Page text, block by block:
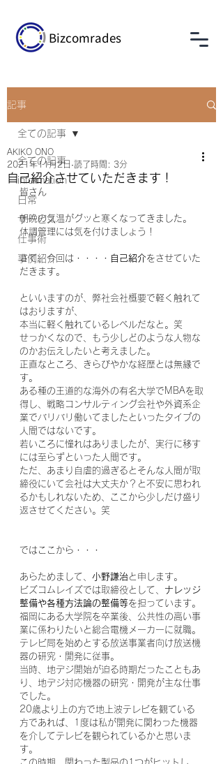
Bizcomrades
記事
全ての記事
information
日常
サービス
仕事術
事例紹介
全ての記事
自己紹介させていただきます！
AKIKO ONO
2021年11月2日 読了時間: 3分
皆さん
朝晩の気温がグッと寒くなってきました。
体調管理には気を付けましょう！
さて、今回は・・・・ 自己紹介をさせていた
だきます。
といいますのが、弊社会社概要で軽く触れて
はおりますが、
本当に軽く触れているレベルだなと。笑
せっかくなので、もう少しどのような人物な
のかお伝えしたいと考えました。
正直なところ、きらびやかな経歴とは無縁で
す。
ある種の王道的な海外の有名大学でMBAを取
得し、戦略コンサルティング会社や外資系企
業でバリバリ働いてましたといったタイプの
人間ではないです。
若いころに憧れはありましたが、実行に移す
には至らずといった人間です。
ただ、あまり自虐的過ぎるとそんな人間が取
締役にいて会社は大丈夫か？と不安に思われ
るかもしれないため、ここから少しだけ盛り
返させてください。笑
ではここから・・・
あらためまして、 小野謙治と申します。
ビズコムレイズでは取締役として、 ナレッジ
整備や各種方法論の整備等を担っています。
福岡にある大学院を卒業後、公共性の高い事
業に係わりたいと総合電機メーカーに就職。
テレビ局を始めとする放送事業者向け放送機
器の研究・開発に従事。
当時、地デジ開始が迫る時期だったこともあ
り、地デジ対応機器の研究・開発が主な仕事
でした。
20歳より上の方で地上波テレビを観ている
方であれば、1度は私が開発に関わった機器
を介してテレビを観られているかと思いま
す。